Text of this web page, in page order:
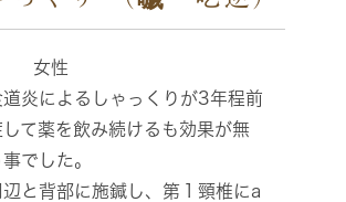
女性
道炎によるしゃっくりが3年程前
して薬を飲み続けるも効果が無
でした。
と背部に施鍼し、第１頸椎にa